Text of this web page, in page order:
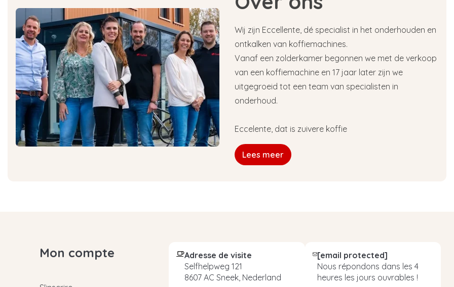
Wij zijn Eccellente, dé specialist in het onderhouden en
ontkalken van koffiemachines.
Vanaf een zolderkamer begonnen we met de verkoop
van een koffiemachine en 17 jaar later zijn we
uitgegroeid tot een team van specialisten in
onderhoud.
Eccelente, dat is zuivere koffie
Lees meer
Mon compte
Adresse de visite
Selfhelpweg 121
8607 AC Sneek, Nederland
[email protected]
Nous répondons dans les 4
heures les jours ouvrables !